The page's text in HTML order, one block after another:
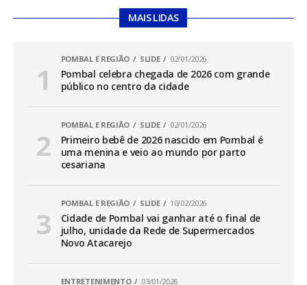
MAIS LIDAS
POMBAL E REGIÃO SLIDE 02/01/2026
Pombal celebra chegada de 2026 com grande
público no centro da cidade
POMBAL E REGIÃO SLIDE 02/01/2026
Primeiro bebê de 2026 nascido em Pombal é
uma menina e veio ao mundo por parto
cesariana
POMBAL E REGIÃO SLIDE 10/02/2026
Cidade de Pombal vai ganhar até o final de
julho, unidade da Rede de Supermercados
Novo Atacarejo
ENTRETENIMENTO 03/01/2026